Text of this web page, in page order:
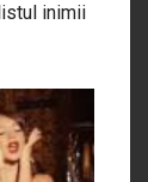
inimii